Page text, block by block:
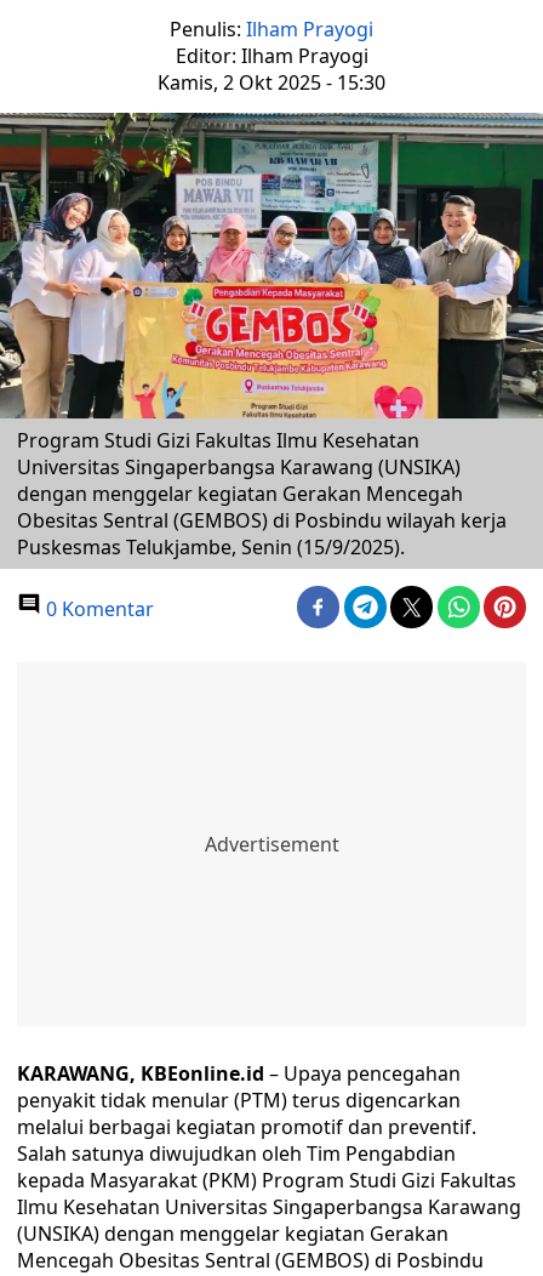
Penulis: Ilham Prayogi
Editor: Ilham Prayogi
Kamis, 2 Okt 2025 - 15:30
Program Studi Gizi Fakultas Ilmu Kesehatan
Universitas Singaperbangsa Karawang (UNSIKA)
dengan menggelar kegiatan Gerakan Mencegah
Obesitas Sentral (GEMBOS) di Posbindu wilayah kerja
Puskesmas Telukjambe, Senin (15/9/2025).
0 Komentar
KARAWANG, KBEonline.id – Upaya pencegahan
penyakit tidak menular (PTM) terus digencarkan
melalui berbagai kegiatan promotif dan preventif.
Salah satunya diwujudkan oleh Tim Pengabdian
kepada Masyarakat (PKM) Program Studi Gizi Fakultas
Ilmu Kesehatan Universitas Singaperbangsa Karawang
(UNSIKA) dengan menggelar kegiatan Gerakan
Mencegah Obesitas Sentral (GEMBOS) di Posbindu